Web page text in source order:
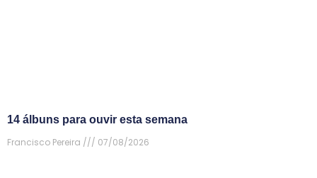
14 álbuns para ouvir esta semana
Francisco Pereira
07/08/2026